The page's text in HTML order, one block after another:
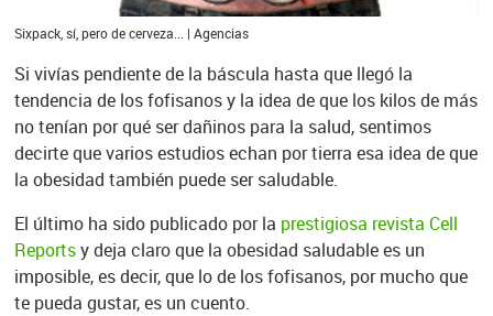
Sixpack, sí, pero de cerveza... | Agencias
Si vivías pendiente de la báscula hasta que llegó la
tendencia de los fofisanos y la idea de que los kilos de más
no tenían por qué ser dañinos para la salud, sentimos
decirte que varios estudios echan por tierra esa idea de que
la obesidad también puede ser saludable.
El último ha sido publicado por la prestigiosa revista Cell
Reportsy deja claro que la obesidad saludable es un
imposible, es decir, que lo de los fofisanos, por mucho que
te pueda gustar, es un cuento.